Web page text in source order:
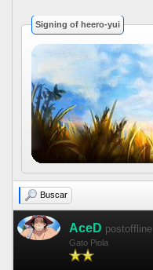
Signing of heero-yui
Buscar
AceD postoffline
Gato Piola